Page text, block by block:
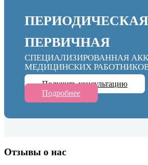
ПЕРВИЧНАЯ
СПЕЦИАЛИЗИРОВАННАЯ
МЕДИЦИНСКИХ
Получить консультацию
Подробнее
Отзывы о нас